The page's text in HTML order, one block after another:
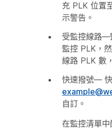
充 PLK 位置
示警告。
受監控線路—
監控 PLK，
線路 PLK 數
快速撥號— 快
自訂。
在監控清單